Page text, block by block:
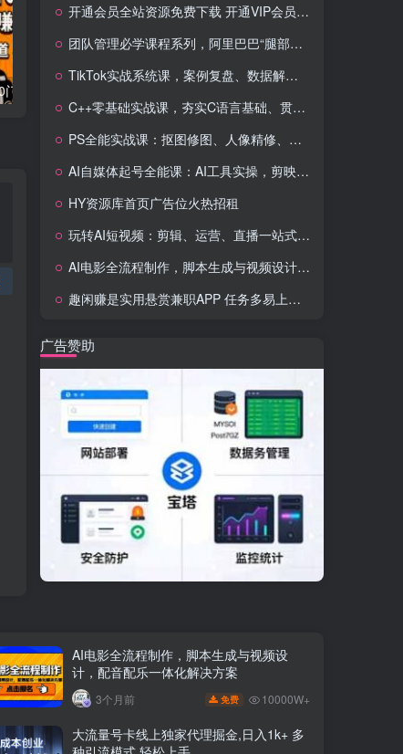
开通会员全站资源免费下载 开通VIP会员 HY资源库
团队管理必学课程系列，阿里巴巴“腿部三板斧”
TikTok实战系统课，案例复盘、数据解析、运营执行，从0到1构建千万级电商体系（更新）
C++零基础实战课，夯实C语言基础、贯穿游戏项目、掌握开发思维，学成可挑战月薪15K+岗位
PS全能实战课：抠图修图、人像精修、电商美工，0基础变身设计达人
AI自媒体起号全能课：AI工具实操，剪映技巧，多平台带货，0基础快速变现
HY资源库首页广告位火热招租
玩转AI短视频：剪辑、运营、直播一站式教学，轻松打造流量神话
AI电影全流程制作，脚本生成与视频设计，配音配乐一体化解决方案
趣闲赚是实用悬赏兼职APP 任务多易上手 能提现还可邀友分成
广告赞助
AI电影全流程制作，脚本生成与视频设
计，配音配乐一体化解决方案
3个月前 免费 10000W+
大流量号卡线上独家代理掘金,日入1k+ 多